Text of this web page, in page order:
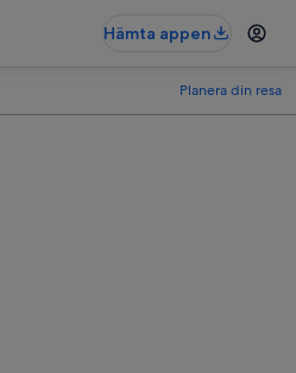
Hämta appen
Planera din resa